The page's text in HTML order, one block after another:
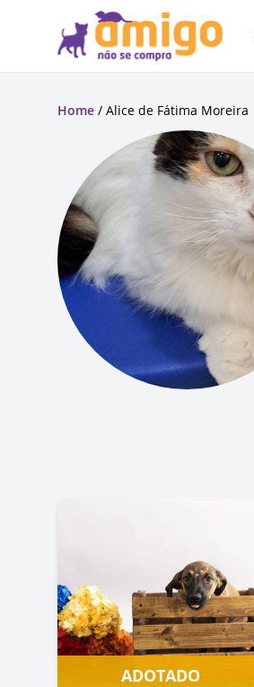
Home / Alice de Fátima Moreira
ADOTADO